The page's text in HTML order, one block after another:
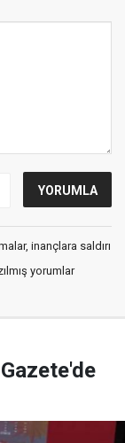
inançlara saldırı
yorumlar